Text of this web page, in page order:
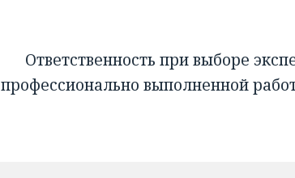
Ответственность при выборе
профессионально выполненной